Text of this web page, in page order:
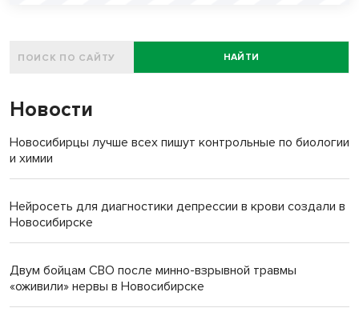
НАЙТИ
Новости
Новосибирцы лучше всех пишут контрольные по биологии
и химии
Нейросеть для диагностики депрессии в крови создали в
Новосибирске
Двум бойцам СВО после минно-взрывной травмы
«оживили» нервы в Новосибирске